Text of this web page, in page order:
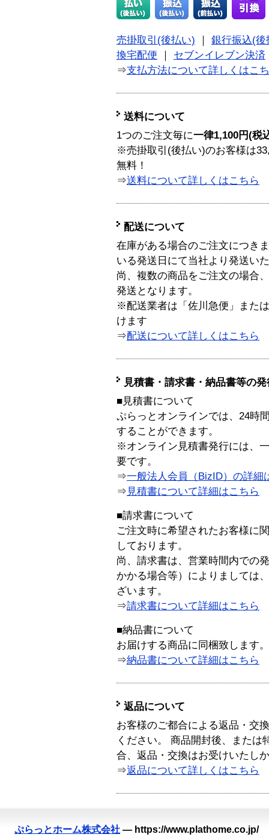
売掛取引(後払い) ｜ 銀行振込(後
換宅配便 ｜ セブンイレブン決済
⇒支払方法について詳しくはこ
送料について
1つのご注文毎に一律1,100円(税
※売掛取引(後払い)のお客様は
無料！
⇒送料について詳しくはこちら
配送について
在庫がある場合のご注文につき
いる発送日にて当社より発送い
尚、複数の商品をご注文の場合
発送となります。
※配送業者は「佐川急便」また
けます
⇒配送について詳しくはこちら
見積書・請求書・納品書等の
■見積書について
ぷらっとオンラインでは、24時
することができます。
※オンライン見積書発行には、
要です。
⇒一般法人会員（BizID）の詳細
⇒ 見積書について詳細はこちら
■請求書について
ご注文時に希望されたお客様に
しております。
尚、請求書は、営業時間内での
かかる場合等）によりましては
ざいます。
⇒請求書について詳細はこちら
■納品書について
お届けする商品に同梱致します。
⇒納品書について詳細はこちら
返品について
お客様のご都合による返品・交
ください。 商品開封後、または
合、返品・交換はお受けいたし
⇒返品について詳しくはこちら
ぷらっとホーム株式会社 — https://www.plathome.co.jp/